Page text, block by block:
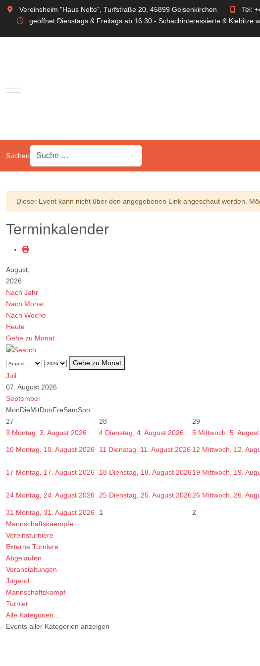
Vereinsheim "Haus Nolte", Turfstraße 20, 45899 Gelsenkirchen Tel:
geöffnet Dienstags & Freitags ab 16:30 - Schachinteressierte & Kiebitze
Mobile Menu Toggle
Suchen
Warnung
Dieser Event kann nicht über den angegebenen Link angeschaut werden.
Terminkalender
August,
2026
Nach Jahr
Nach Monat
Nach Woche
Heute
Gehe zu Monat
Gehe zu Monat
Juli
07. August 2026
September
MonDieMitDonFreSamSon
27
28 29
3 Montag, 3. August 2026 4 Dienstag, 4. August 2026 5 Mittwoch, 5.
10 Montag, 10. August 2026 11 Dienstag, 11. August 2026 12 Mittwoch, 12.
17 Montag, 17. August 2026 18 Dienstag, 18. August 202619 Mittwoch, 19.
24 Montag, 24. August 2026 25 Dienstag, 25. August 202626 Mittwoch, 26.
31 Montag, 31. August 2026 1 2
Mannschaftskaempfe
Vereinsturniere
Externe Turniere
Abgelaufen
Veranstaltungen
Jugend
Mannschaftskampf
Turnier
Alle Kategorien ...
Events aller Kategorien anzeigen